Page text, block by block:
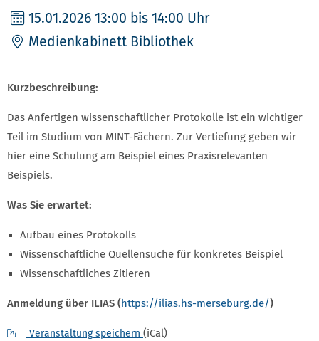
15.01.2026 13:00 bis 14:00 Uhr
Medienkabinett Bibliothek
Kurzbeschreibung:
Das Anfertigen wissenschaftlicher Protokolle ist ein wichtiger
Teil im Studium von MINT-Fächern. Zur Vertiefung geben wir
hier eine Schulung am Beispiel eines Praxisrelevanten
Beispiels.
Was Sie erwartet:
Aufbau eines Protokolls
Wissenschaftliche Quellensuche für konkretes Beispiel
Wissenschaftliches Zitieren
Anmeldung über ILIAS (https://ilias.hs-merseburg.de/)
Veranstaltung speichern (iCal)